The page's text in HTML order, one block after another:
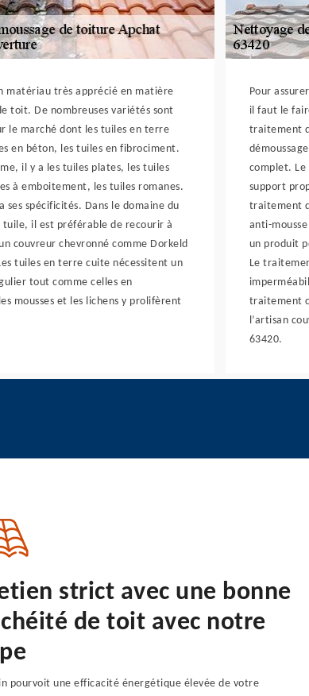
matériau très apprécié en matière
toit. De nombreuses variétés sont
le marché dont les tuiles en terre
en béton, les tuiles en fibrociment.
il y a les tuiles plates, les tuiles
à emboitement, les tuiles romanes.
ses spécificités. Dans le domaine du
tuile, il est préférable de recourir à
couvreur chevronné comme Dorkeld
tuiles en terre cuite nécessitent un
tout comme celles en
mousses et les lichens y prolifèrent
Pour
il faut le
traitement
complet.
support
traitement
anti-
un produit
Le
traitement
l’artisan
63420.
strict avec une bonne
de toit avec notre
pourvoit une efficacité énergétique élevée de votre